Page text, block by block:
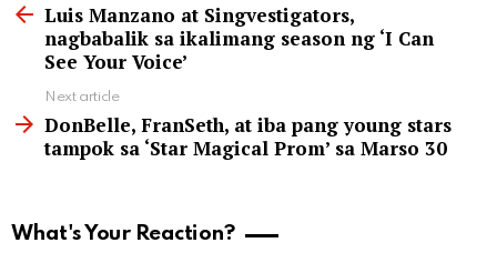
moreLuis Manzano at Singvestigators,
nagbabalik sa ikalimang season ng ‘I Can
See Your Voice’
Next article
DonBelle, FranSeth, at iba pang young stars
tampok sa ‘Star Magical Prom’ sa Marso 30
What's Your Reaction?